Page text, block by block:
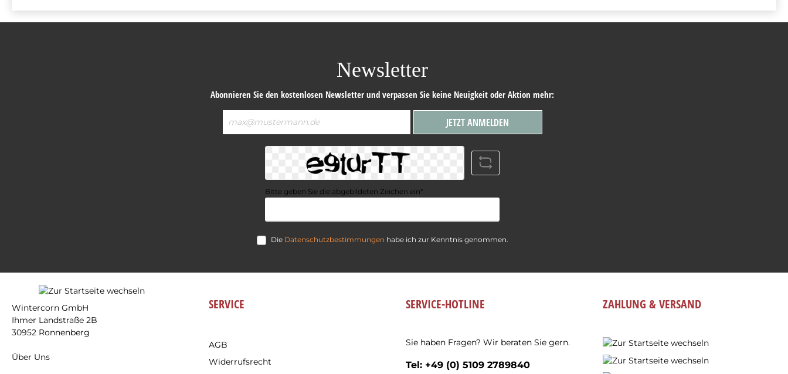
Newsletter
Abonnieren Sie den kostenlosen Newsletter und verpassen Sie keine Neuigkeit oder Aktion mehr:
Mail-
Adresse*
JETZT ANMELDEN
Bitte geben Sie die abgebildeten Zeichen ein*
Die Datenschutzbestimmungen habe ich zur Kenntnis genommen.
Wintercorn GmbH
Ihmer Landstraße 2B
30952 Ronnenberg
Über Uns
SERVICE
AGB
Widerrufsrecht
SERVICE-HOTLINE
Sie haben Fragen? Wir beraten Sie gern.
Tel: +49 (0) 5109 2789840
ZAHLUNG & VERSAND